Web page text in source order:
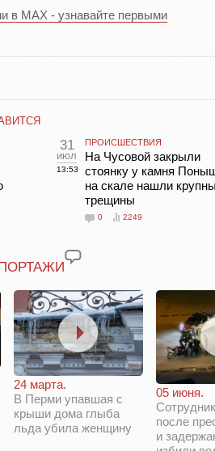
в MAX - узнавайте первыми
31
июл
13:53
ПРОИСШЕСТВИЯ
На Чусовой закрыли
стоянку у камня
на скале нашли
трещины
0 2249
24 марта.
В Перми упавшая с
крыши дома глыба
льда убила женщину
05 июня.
после
и